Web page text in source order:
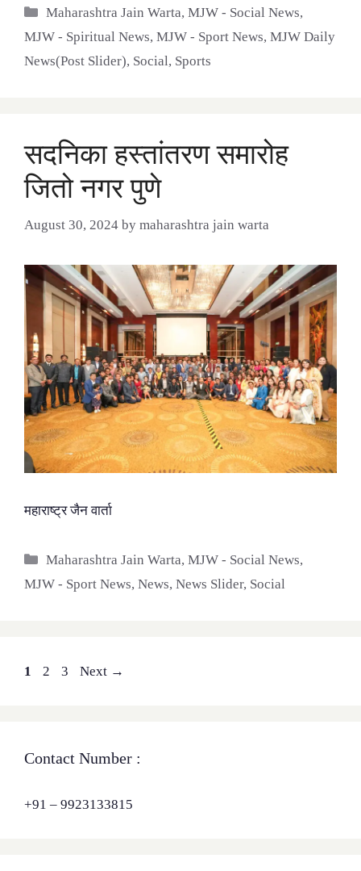
Categories
Maharashtra Jain Warta,MJW - Social News,
MJW - Spiritual News, MJW - Sport News, MJW Daily
News(Post Slider), Social, Sports
सदनिका हस्तांतरण समारोह
जितो नगर पुणे
August 30, 2024 by maharashtra jain warta
महाराष्ट्र जैन वार्ता
Categories
Maharashtra Jain Warta,MJW - Social News,
MJW - Sport News, News, News Slider, Social
Page
1 Page
2 Page
3 Next →
Contact Number :
+91 – 9923133815